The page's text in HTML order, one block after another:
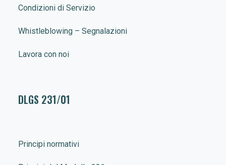
Condizioni di Servizio
Whistleblowing – Segnalazioni
Lavora con noi
DLGS 231/01
Principi normativi